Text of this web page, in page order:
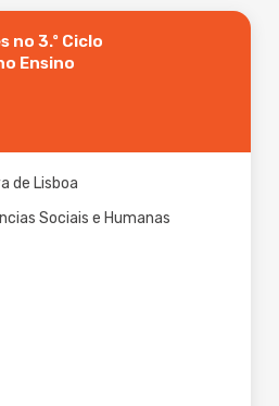
no 3.º Ciclo
Ensino
de Lisboa
Sociais e Humanas